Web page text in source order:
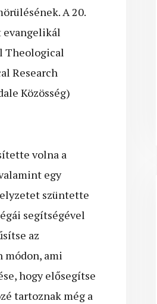
A 20.
evangelikál
Theological
Research
Közösség)
volna a
egy
szüntette
segítségével
az
módon, ami
hogy elősegítse
tartoznak még a